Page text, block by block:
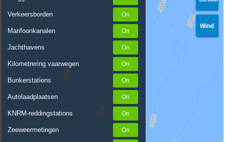
Verkeersborden
Marifoonkanalen
Jachthavens
Kilometrering vaarwegen
Bunkerstations
Autolaadplaatsen
KNRM-reddingstations
Zeeweermetingen
Wind